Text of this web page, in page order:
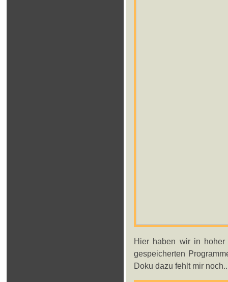
Hier haben wir in hoher
gespeicherten
Doku dazu fehlt mir